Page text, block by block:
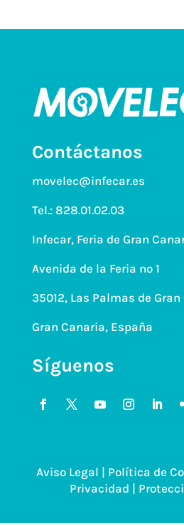
Contáctanos
movelec@infecar.es
Tel.: 828.01.02.03
Infecar, Feria de Gran
Avenida de la Feria nº 1
35012, Las Palmas de
Gran Canaria, España
Síguenos
Aviso Legal | Política de
Privacidad |